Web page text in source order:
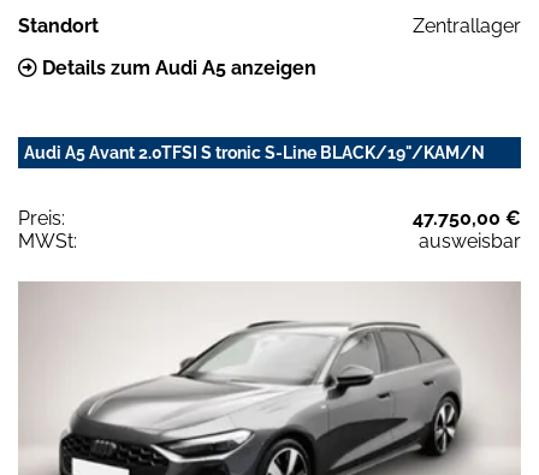
Standort
Zentrallager
Details zum Audi A5 anzeigen
Audi A5 Avant 2.0TFSI S tronic S-Line BLACK/19"/KAM/N
Preis:
47.750,00 €
MWSt:
ausweisbar